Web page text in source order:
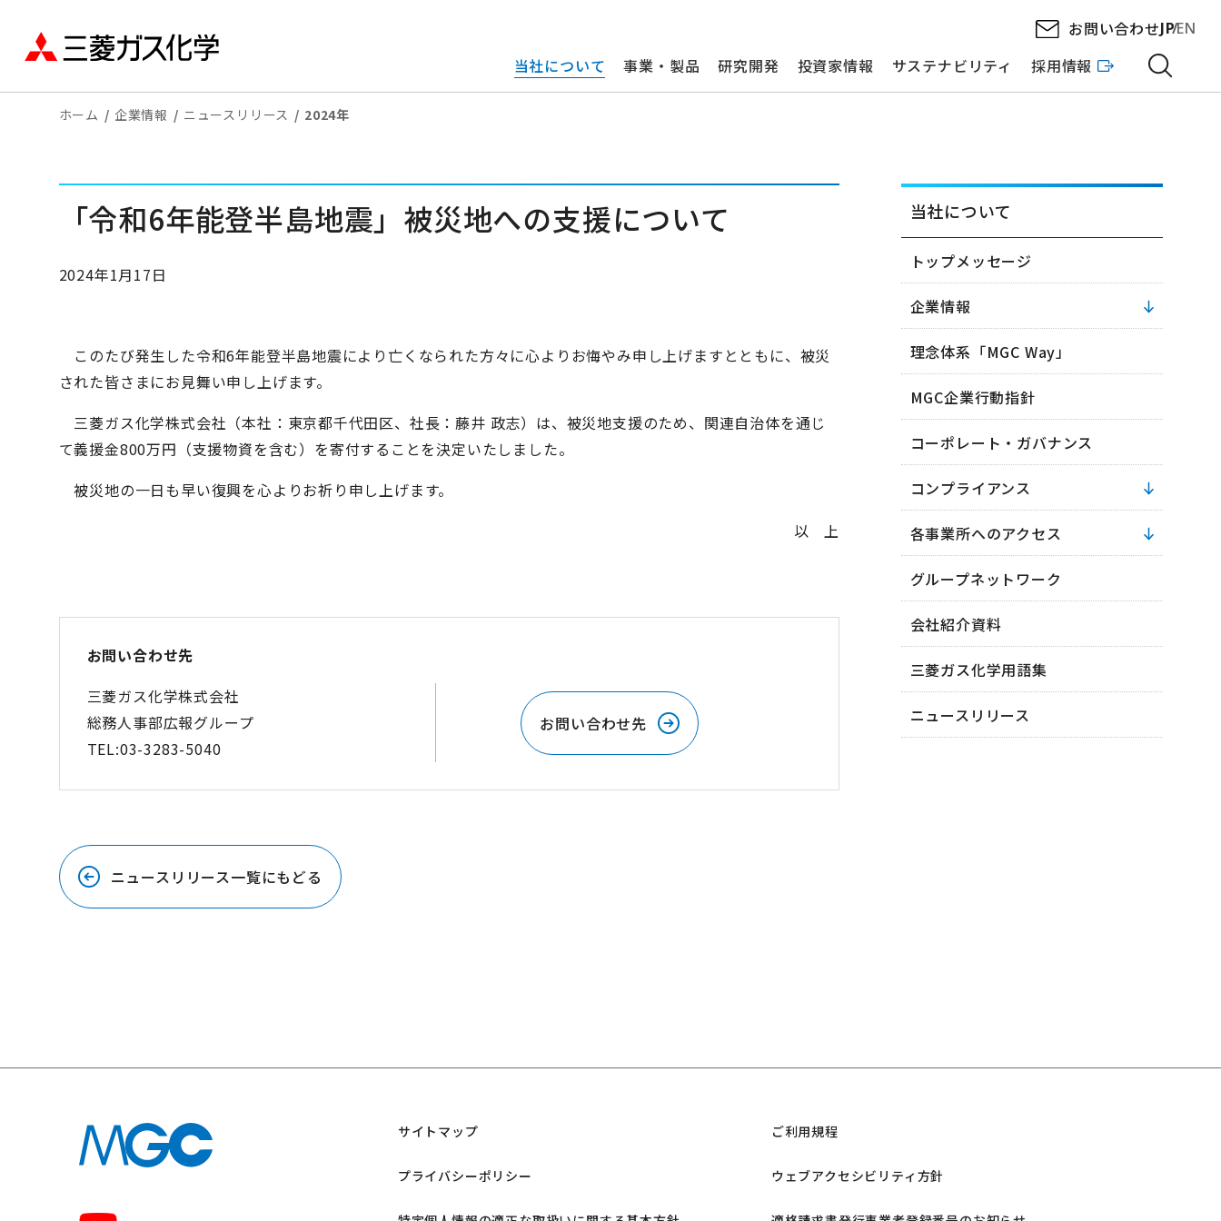
当社について 事業・製品 研究開発 投資家情報 サステナビリティ 採用情報
お問い合わせJPEN
ホーム 企業情報 ニュースリリース 2024年
「令和6年能登半島地震」被災地への支援について
2024年1月17日
このたび発生した令和6年能登半島地震により亡くなられた方々に心よりお悔やみ申し上げますとともに、被災
された皆さまにお見舞い申し上げます。
三菱ガス化学株式会社（本社：東京都千代田区、社長：藤井 政志）は、被災地支援のため、関連自治体を通じ
て義援金800万円（支援物資を含む）を寄付することを決定いたしました。
被災地の一日も早い復興を心よりお祈り申し上げます。
以 上
お問い合わせ先
三菱ガス化学株式会社
総務人事部広報グループ
TEL:03-3283-5040
お問い合わせ先
ニュースリリース一覧にもどる
当社について
トップメッセージ
企業情報
理念体系「MGC Way」
MGC企業行動指針
コーポレート・ガバナンス
コンプライアンス
各事業所へのアクセス
グループネットワーク
会社紹介資料
三菱ガス化学用語集
ニュースリリース
サイトマップ
プライバシーポリシー
ご利用規程
ウェブアクセシビリティ方針